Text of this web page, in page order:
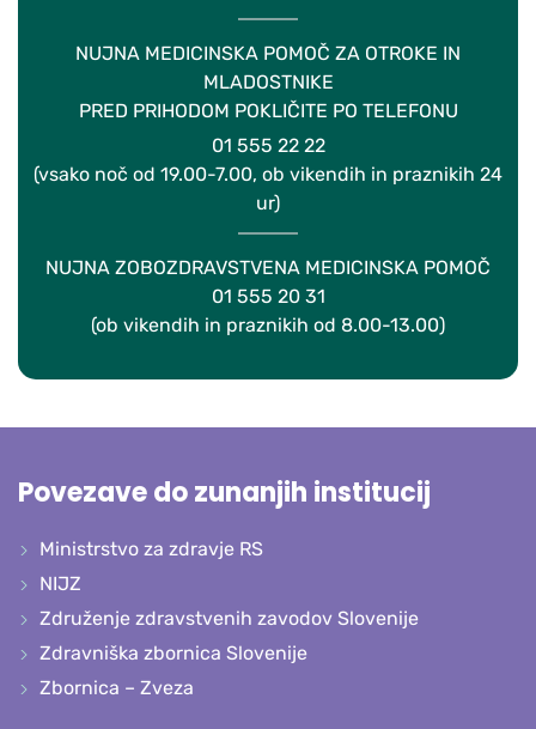
NUJNA MEDICINSKA POMOČ ZA OTROKE IN
MLADOSTNIKE
PRED PRIHODOM POKLIČITE PO TELEFONU
01 555 22 22
(vsako noč od 19.00-7.00, ob vikendih in praznikih 24
ur)
NUJNA ZOBOZDRAVSTVENA MEDICINSKA POMOČ
01 555 20 31
(ob vikendih in praznikih od 8.00-13.00)
Povezave do zunanjih institucij
Ministrstvo za zdravje RS
NIJZ
Združenje zdravstvenih zavodov Slovenije
Zdravniška zbornica Slovenije
Zbornica – Zveza